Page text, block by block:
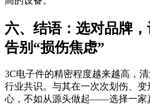
六、结语：选对品牌
告别“损伤焦虑”
3C电子件的精密程度越来越高，
行业共识。与其在一次次划伤、
心，不如从源头做起——选择一家